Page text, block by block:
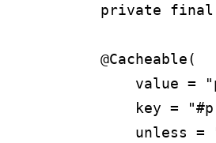
private
    @Cacheable(
value =
key =
unless =